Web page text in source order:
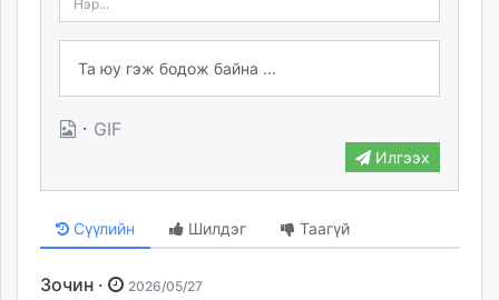
· GIF
Илгээх
Сүүлийн Шилдэг Таагүй
Зочин · 2026/05/27